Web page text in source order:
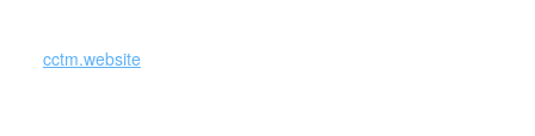
cctm.website